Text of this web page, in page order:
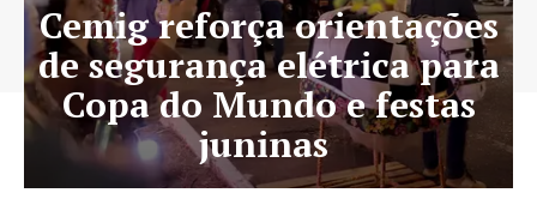
Cemig reforça orientações
de segurança elétrica para
Copa do Mundo e festas
juninas